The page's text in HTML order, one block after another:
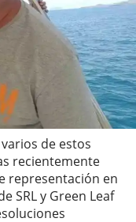
de estos
recientemente
representación en
SRL y Green Leaf